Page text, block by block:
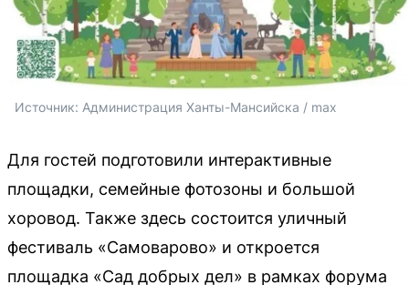
Источник: Администрация Ханты-Мансийска / max
Для гостей подготовили интерактивные
площадки, семейные фотозоны и большой
хоровод. Также здесь состоится уличный
фестиваль «Самоварово» и откроется
площадка «Сад добрых дел» в рамках форума